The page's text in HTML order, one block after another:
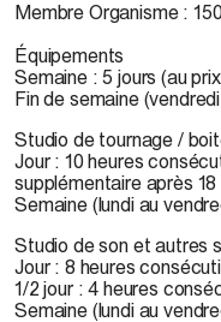
Membre Organisme :
Équipements
Semaine : 5 jours (au
Fin de semaine
Studio de tournage /
Jour : 10 heures
supplémentaire après 18
Semaine (lundi au
Studio de son et autres
Jour : 8 heures
1/2 jour : 4 heures
Semaine (lundi au